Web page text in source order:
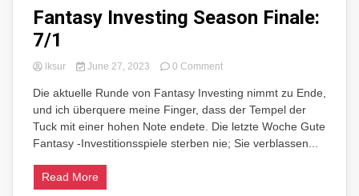
Fantasy Investing Season Finale:
7/1
lksur June 27, 2023 0 Commenton
Investing
Season
Finale:
7/1
Die aktuelle Runde von Fantasy Investing nimmt zu Ende,
und ich überquere meine Finger, dass der Tempel der
Tuck mit einer hohen Note endete. Die letzte Woche Gute
Fantasy -Investitionsspiele sterben nie; Sie verblassen...
Read More